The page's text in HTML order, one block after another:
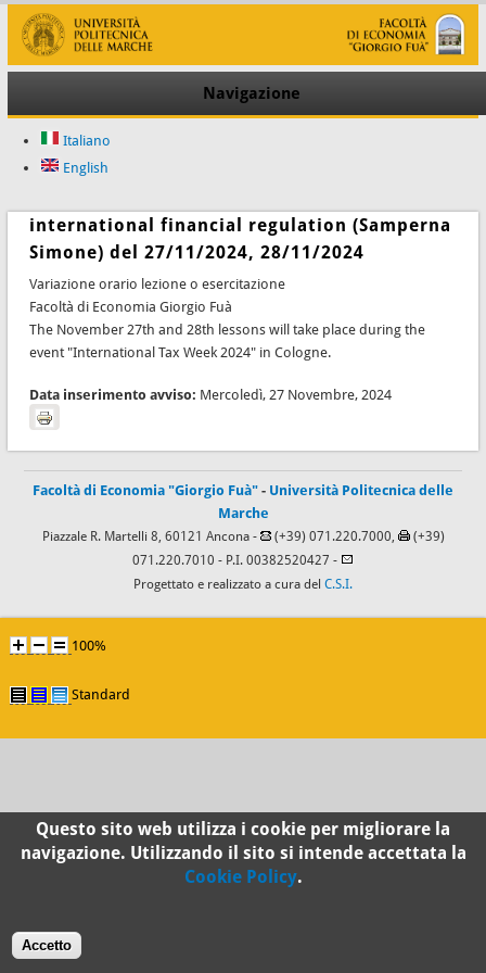
Navigazione
Italiano
English
international financial regulation (Samperna
Simone) del 27/11/2024, 28/11/2024
Variazione orario lezione o esercitazione
Facoltà di Economia Giorgio Fuà
The November 27th and 28th lessons will take place during the
event "International Tax Week 2024" in Cologne.
Data inserimento avviso: Mercoledì, 27 Novembre, 2024
Facoltà di Economia "Giorgio Fuà" - Università Politecnica delle
Marche
Piazzale R. Martelli 8, 60121 Ancona - (+39) 071.220.7000,
(+39)
071.220.7010 - P.I. 00382520427 -
Progettato e realizzato a cura del C.S.I.
100%
Standard
Questo sito web utilizza i cookie per migliorare la
navigazione. Utilizzando il sito si intende accettata la
Cookie Policy.
Accetto